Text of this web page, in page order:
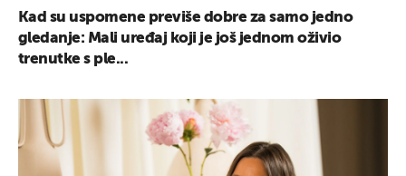
Kad su uspomene previše dobre za samo jedno
gledanje: Mali uređaj koji je još jednom oživio
trenutke s ple...